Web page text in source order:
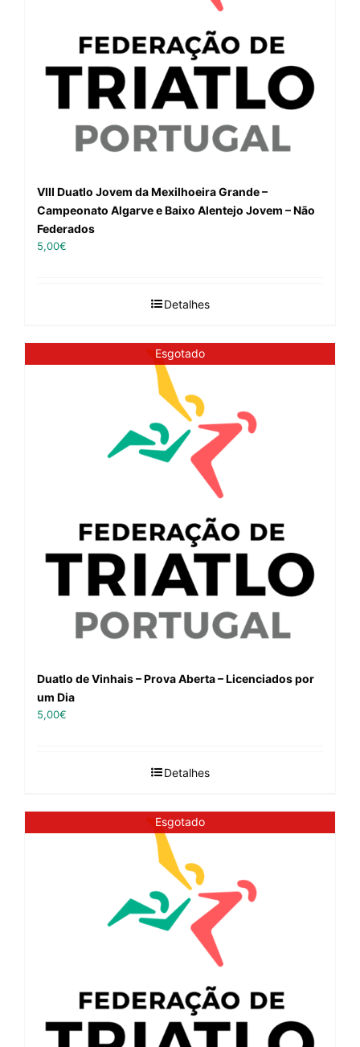
VIII Duatlo Jovem da Mexilhoeira Grande –
Campeonato Algarve e Baixo Alentejo Jovem – Não
Federados
5,00€
Detalhes
Esgotado
Duatlo de Vinhais – Prova Aberta – Licenciados por
um Dia
5,00€
Detalhes
Esgotado